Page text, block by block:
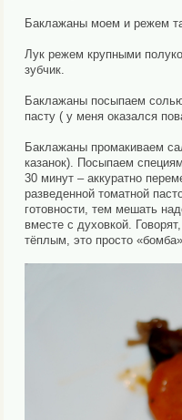
Баклажаны моем и режем
Лук режем крупными
зубчик.
Баклажаны посыпаем
пасту ( у меня оказался
Баклажаны промакиваем
казанок). Посыпаем
30 минут – аккуратно
разведенной томатной
готовности, тем мешать
вместе с духовкой.
тёплым, это просто «бомба».